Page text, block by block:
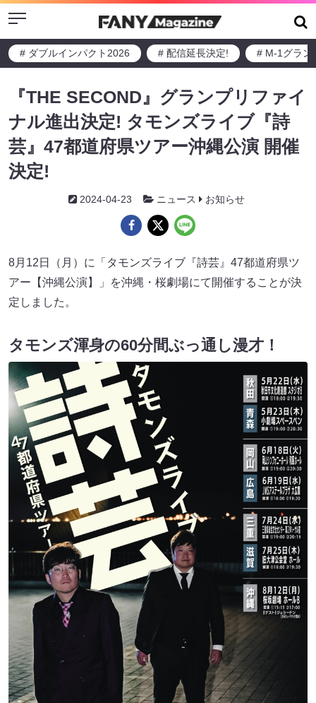
Menu
# ダブルインパクト2026 # 配信延長決定! # M-1グラン
『THE SECOND』グランプリファイ
ナル進出決定! タモンズライブ『詩
芸』47都道府県ツアー沖縄公演 開催
決定!
2024-04-23 ニュース お知らせ
8月12日（月）に「タモンズライブ『詩芸』47都道府県ツ
アー【沖縄公演】」を沖縄・桜劇場にて開催することが決
定しました。
タモンズ渾身の60分間ぶっ通し漫才！